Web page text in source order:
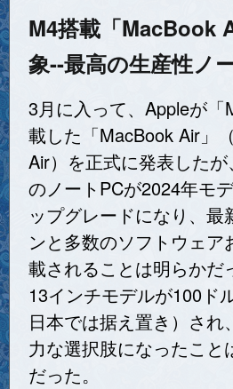
M4搭載「MacBook
象--最高の生産性ノ
3月に入って、Appleが「
載した「MacBook Air」
Air）を正式に発表した
のノートPCが2024年モ
ップグレードになり、最
ンと多数のソフトウェア
載されることは明らかだ
13インチモデルが100ド
日本では据え置き）さ
力な選択肢になったこと
だった。